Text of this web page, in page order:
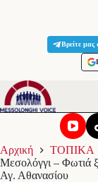
Βρείτε μας
Αρχική
ΤΟΠΙΚΑ
Μεσολόγγι – Φωτιά
Αγ. Αθανασίου